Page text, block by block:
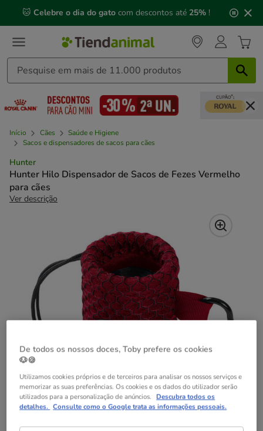
mensagem,
🐱 Celebre o dia do gato com descontos até 25% !
Início Cães
Saúde e Higiene
Sacos e dispensadores de sacos para cães
Hunter
Hunter Hilo Dispensador de Sacos de Fezes Vermelho
para cães
Ver descrição
De todos os nossos doces, Toby prefere os cookies
🐶🍪
Utilizamos cookies próprios e de terceiros para analisar os nossos serviços e
memorizar as suas preferências. Os cookies e os dados do utilizador serão
utilizados para a personalização de anúncios. Descubra todos os
detalhes. Consulte como o Google trata as informações pessoais.